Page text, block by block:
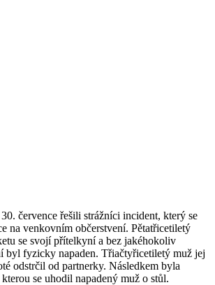
července řešili strážníci incident, který se
na venkovním občerstvení. Pětatřicetiletý
se svojí přítelkyní a bez jakéhokoliv
byl fyzicky napaden. Třiačtyřicetiletý muž jej
odstrčil od partnerky. Následkem byla
se uhodil napadený muž o stůl.